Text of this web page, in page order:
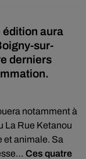
édition aura
sur-
derniers
notamment à
La Rue Ketanou
et animale. Sa
Ces quatre